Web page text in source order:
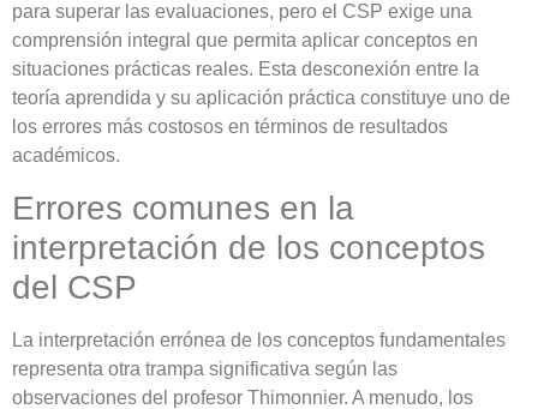
para superar las evaluaciones, pero el CSP exige una
comprensión integral que permita aplicar conceptos en
situaciones prácticas reales. Esta desconexión entre la
teoría aprendida y su aplicación práctica constituye uno de
los errores más costosos en términos de resultados
académicos.
Errores comunes en la
interpretación de los conceptos
del CSP
La interpretación errónea de los conceptos fundamentales
representa otra trampa significativa según las
observaciones del profesor Thimonnier. A menudo, los